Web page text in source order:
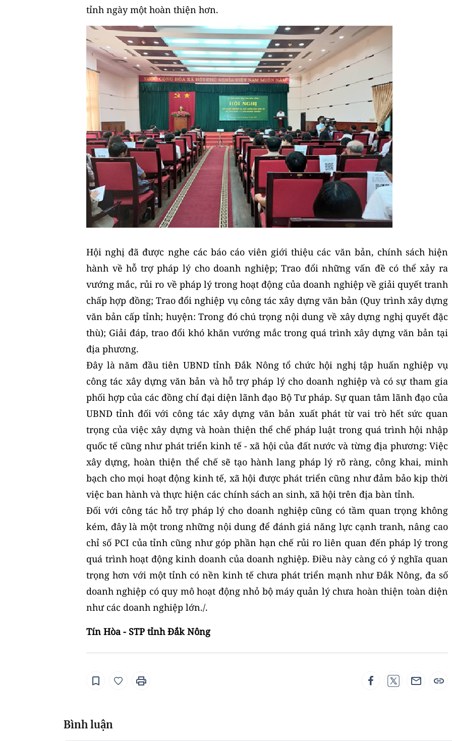
tỉnh ngày một hoàn thiện hơn.
Hội nghị đã được nghe các báo cáo viên giới thiệu các văn bản, chính sách hiện
hành về hỗ trợ pháp lý cho doanh nghiệp; Trao đổi những vấn đề có thể xảy ra
vướng mắc, rủi ro về pháp lý trong hoạt động của doanh nghiệp về giải quyết tranh
chấp hợp đồng; Trao đổi nghiệp vụ công tác xây dựng văn bản (Quy trình xây dựng
văn bản cấp tỉnh; huyện: Trong đó chú trọng nội dung về xây dựng nghị quyết đặc
thù); Giải đáp, trao đổi khó khăn vướng mắc trong quá trình xây dựng văn bản tại
địa phương.
Đây là năm đầu tiên UBND tỉnh Đắk Nông tổ chức hội nghị tập huấn nghiệp vụ
công tác xây dựng văn bản và hỗ trợ pháp lý cho doanh nghiệp và có sự tham gia
phối hợp của các đồng chí đại diện lãnh đạo Bộ Tư pháp. Sự quan tâm lãnh đạo của
UBND tỉnh đối với công tác xây dựng văn bản xuất phát từ vai trò hết sức quan
trọng của việc xây dựng và hoàn thiện thể chế pháp luật trong quá trình hội nhập
quốc tế cũng như phát triển kinh tế - xã hội của đất nước và từng địa phương: Việc
xây dựng, hoàn thiện thể chế sẽ tạo hành lang pháp lý rõ ràng, công khai, minh
bạch cho mọi hoạt động kinh tế, xã hội được phát triển cũng như đảm bảo kịp thời
việc ban hành và thực hiện các chính sách an sinh, xã hội trên địa bàn tỉnh.
Đối với công tác hỗ trợ pháp lý cho doanh nghiệp cũng có tầm quan trọng không
kém, đây là một trong những nội dung để đánh giá năng lực cạnh tranh, nâng cao
chỉ số PCI của tỉnh cũng như góp phần hạn chế rủi ro liên quan đến pháp lý trong
quá trình hoạt động kinh doanh của doanh nghiệp. Điều này càng có ý nghĩa quan
trọng hơn với một tỉnh có nền kinh tế chưa phát triển mạnh như Đắk Nông, đa số
doanh nghiệp có quy mô hoạt động nhỏ bộ máy quản lý chưa hoàn thiện toàn diện
như các doanh nghiệp lớn./.
Tín Hòa - STP tỉnh Đắk Nông
Bình luận